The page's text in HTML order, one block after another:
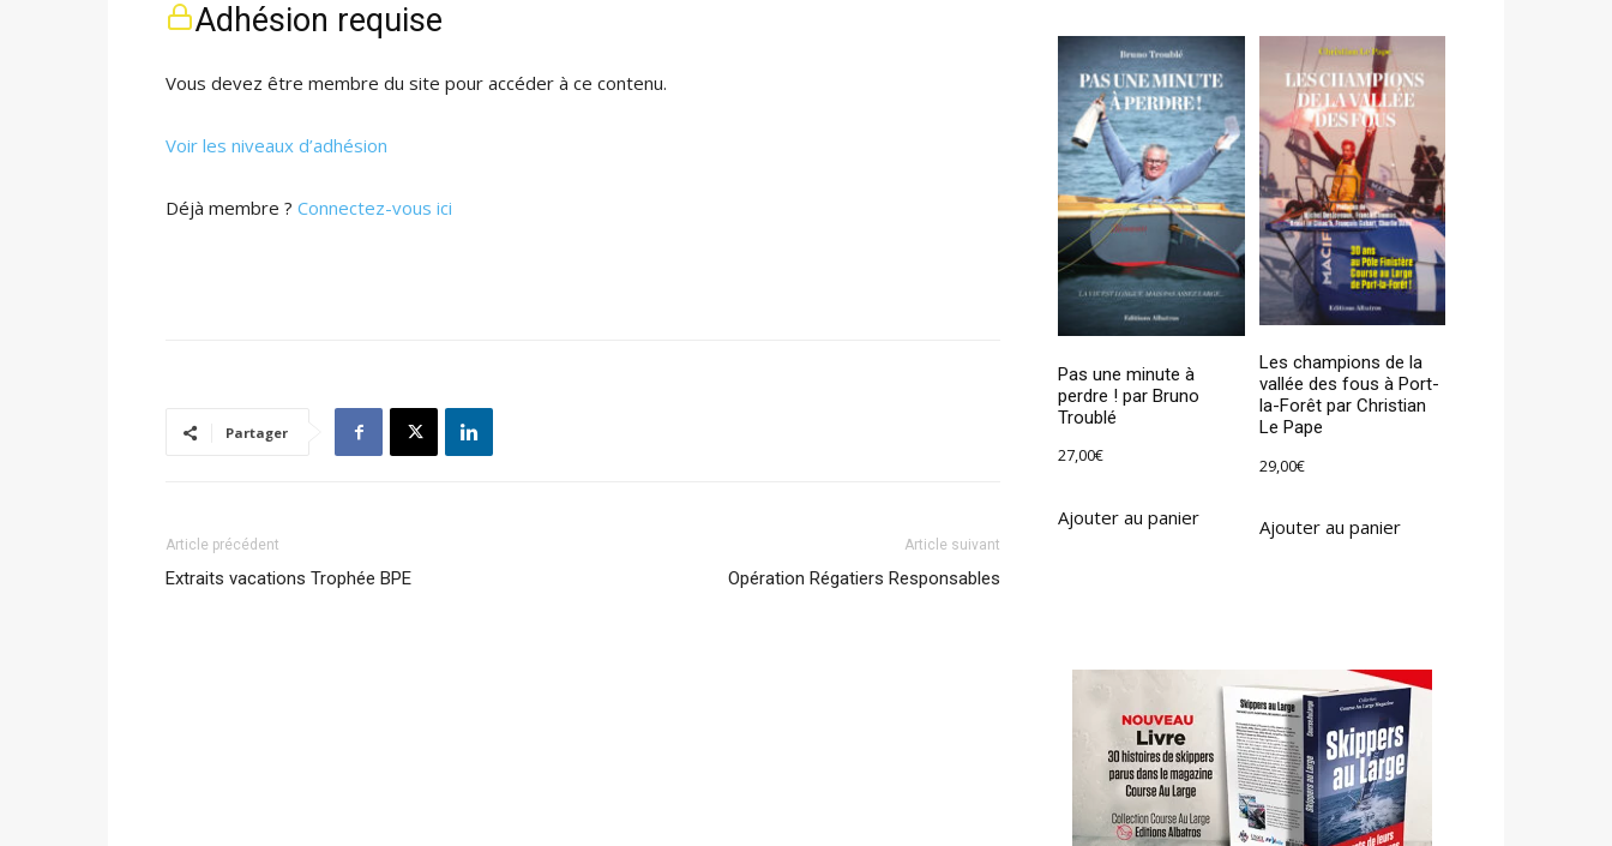
Adhésion requise
Vous devez être membre du site pour accéder à ce contenu.
Voir les niveaux d’adhésion
Déjà membre ? Connectez-vous ici
Partager
Article précédent
Extraits vacations Trophée BPE
Article suivant
Opération Régatiers Responsables
Pas une minute à
perdre ! par Bruno
Troublé
27,00€
Ajouter au panier
Les champions de la
vallée des fous à Port-
la-Forêt par Christian
Le Pape
29,00€
Ajouter au panier